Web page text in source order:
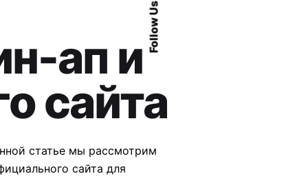
Follow Us
ап и
сайта
статье мы рассмотрим
сайта для